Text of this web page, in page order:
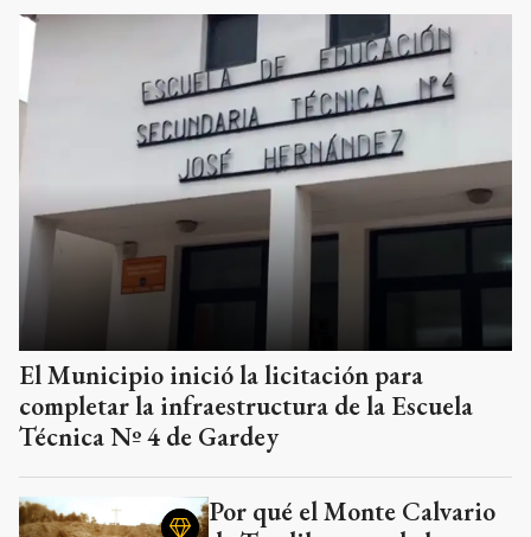
El Municipio inició la licitación para
completar la infraestructura de la Escuela
Técnica Nº 4 de Gardey
Por qué el Monte Calvario